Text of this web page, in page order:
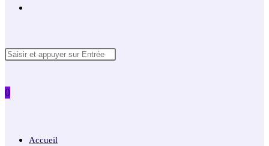
Rechercher
site
0
Accueil